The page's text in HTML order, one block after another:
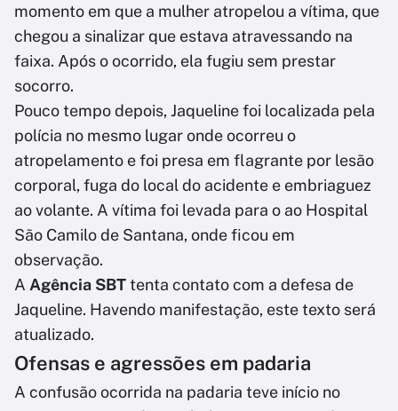
momento em que a mulher atropelou a vítima, que
chegou a sinalizar que estava atravessando na
faixa. Após o ocorrido, ela fugiu sem prestar
socorro.
Pouco tempo depois, Jaqueline foi localizada pela
polícia no mesmo lugar onde ocorreu o
atropelamento e foi presa em flagrante por lesão
corporal, fuga do local do acidente e embriaguez
ao volante. A vítima foi levada para o ao Hospital
São Camilo de Santana, onde ficou em
observação.
A Agência SBTtenta contato com a defesa de
Jaqueline. Havendo manifestação, este texto será
atualizado.
Ofensas e agressões em padaria
A confusão ocorrida na padaria teve início no